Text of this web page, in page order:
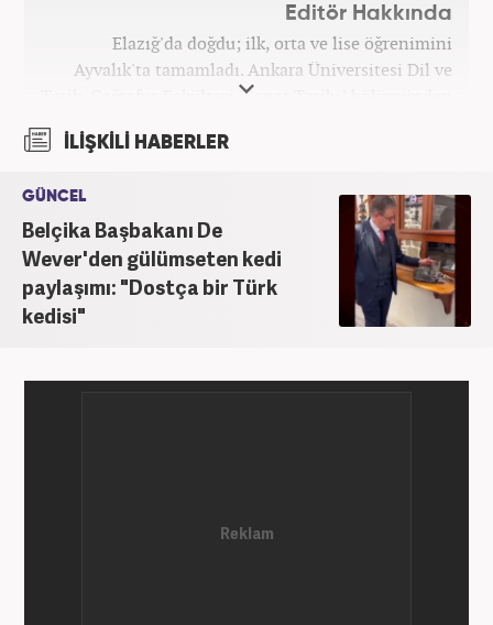
Editör Hakkında
Elazığ'da doğdu; ilk, orta ve lise öğrenimini
Ayvalık'ta tamamladı. Ankara Üniversitesi Dil ve
Tarih-Coğrafya Fakültesi "Sanat Tarihi" bölümünden
üzerine eğitimler aldı. Haberciliğe "muhabir" olarak
Kariyerine, Haber7'de "editör" olarak devam ediyor.
İLİŞKİLİ HABERLER
GÜNCEL
Belçika Başbakanı De
Wever'den gülümseten kedi
paylaşımı: "Dostça bir Türk
kedisi"